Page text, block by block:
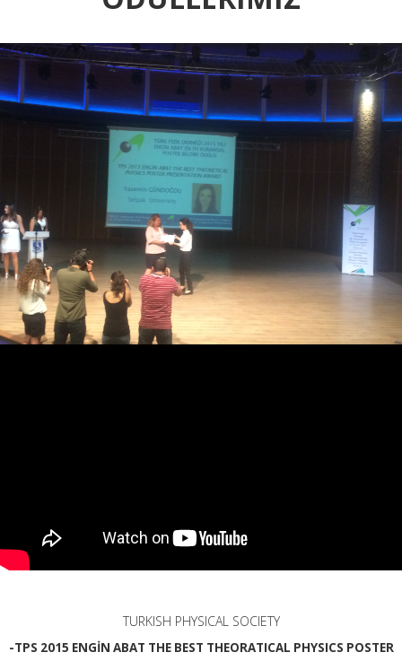
TURKISH PHYSICAL SOCIETY
-TPS 2015 ENGİN ABAT THE BEST THEORATICAL PHYSICS POSTER